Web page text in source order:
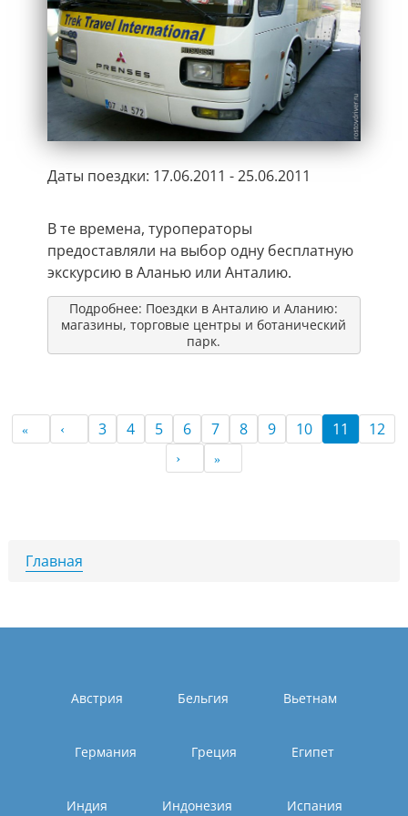
Даты поездки: 17.06.2011 - 25.06.2011
В те времена, туроператоры
предоставляли на выбор одну бесплатную
экскурсию в Аланью или Анталию.
Подробнее: Поездки в Анталию и Аланию:
магазины, торговые центры и ботанический
парк.
3 4 5 6 7 8 9 10 11 12
Главная
Австрия Бельгия Вьетнам
Германия Греция Египет
Индия Индонезия Испания